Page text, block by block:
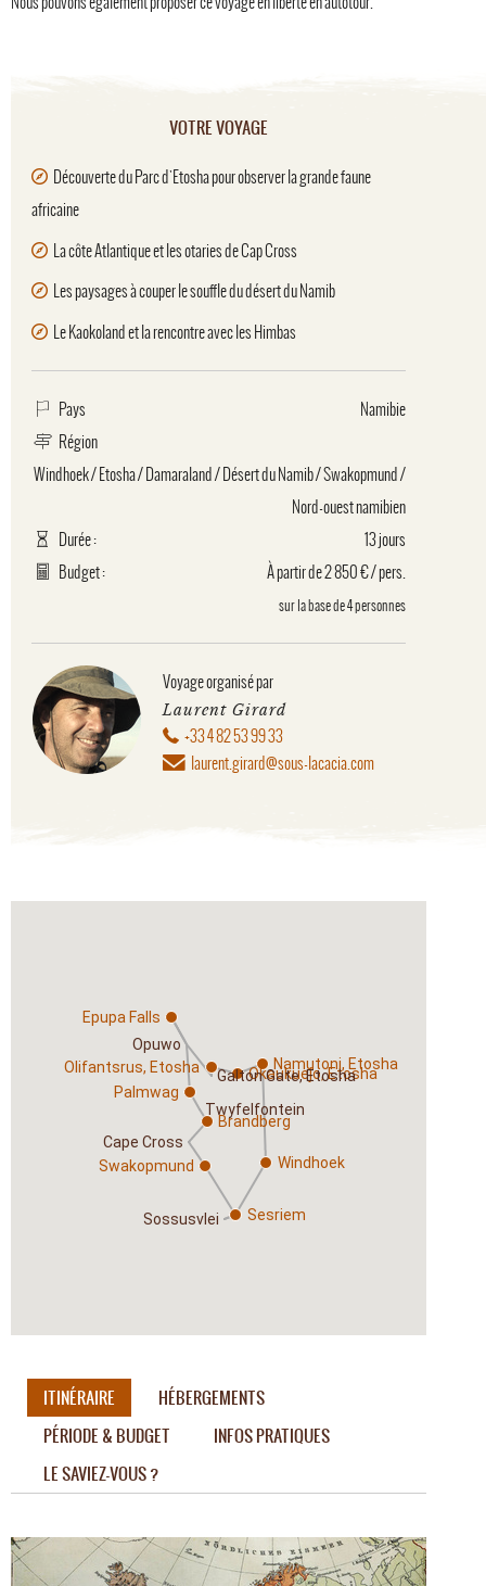
VOTRE VOYAGE
Découverte du Parc d'Etosha pour observer la grande faune
africaine
La côte Atlantique et les otaries de Cap Cross
Les paysages à couper le souffle du désert du Namib
Le Kaokoland et la rencontre avec les Himbas
Pays
Namibie
Région
Windhoek/Etosha/Damaraland/Désert du Namib/Swakopmund/
Nord-ouest namibien
Durée :
13 jours
Budget :
À partir de 2 850 € / pers.
sur la base de 4 personnes
Voyage organisé par
Laurent Girard
+33 4 82 53 99 33
laurent.girard@sous-lacacia.com
Windhoek
Namutoni, Etosha
Okaukuejo, Etosha
Olifantsrus, Etosha Galton Gate, Etosha
Opuwo
Epupa Falls
Palmwag
Twyfelfontein
Brandberg
Cape Cross
Swakopmund
Sesriem
Sossusvlei
ITINÉRAIRE
HÉBERGEMENTS
PÉRIODE & BUDGET
INFOS PRATIQUES
LE SAVIEZ-VOUS ?